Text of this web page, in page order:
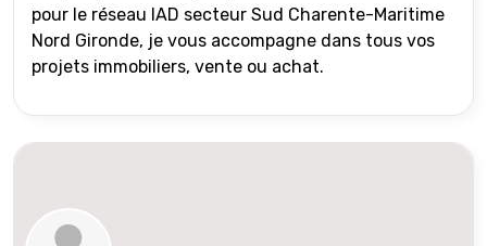
pour le réseau IAD secteur Sud Charente-Maritime
Nord Gironde, je vous accompagne dans tous vos
projets immobiliers, vente ou achat.